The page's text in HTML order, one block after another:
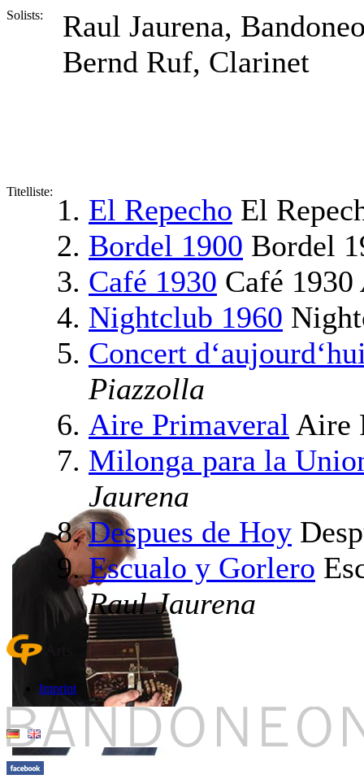
Solists:
Raul Jaurena,
Bernd Ruf, Clarinet
Titelliste:
El Repecho El
Bordel 1900 Bordel
Café 1930 Café 1930
Nightclub 1960
Concert
Piazzolla
Aire Primaveral Aire
Milonga para la
Jaurena
Despues de Hoy
Escualo y Gorlero
Raul Jaurena
Imprint